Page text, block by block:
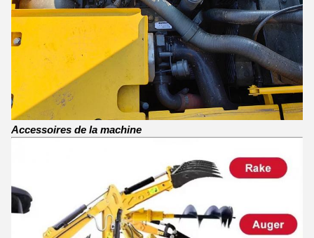
Accessoires de la machine